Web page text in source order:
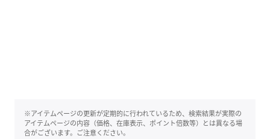
※アイテムページの更新が定期的に行われているため、検索結果が実際の
アイテムページの内容（価格、在庫表示、ポイント倍数等）とは異なる場
合がございます。ご注意ください。